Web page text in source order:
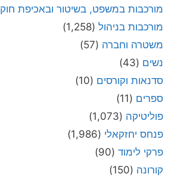
מורכבות במשפט, בשיטור ובאכיפת חוק
מורכבות בניהול (1,258)
משטרה וחברה (57)
נשים (43)
סדנאות וקורסים (10)
ספרים (11)
פוליטיקה (1,073)
פנחס יחזקאלי (1,986)
פרקי לימוד (90)
קורונה (150)